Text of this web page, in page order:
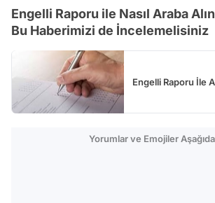
Engelli Raporu ile Nasıl Araba
Bu Haberimizi de İncelemelisiniz
Engelli Raporu İle
Yorumlar ve Emojiler Aşağıda